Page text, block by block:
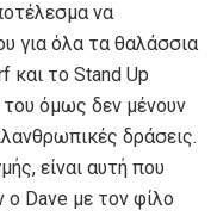
να
για όλα τα θαλάσσια
το Stand Up
όμως δεν μένουν
δράσεις.
είναι αυτή που
Dave με τον φίλο